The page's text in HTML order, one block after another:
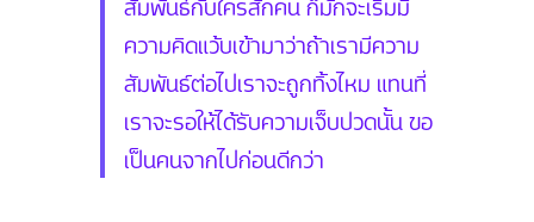
ความคิดแว้บเข้ามาว่าถ้าเรามีความ
สัมพันธ์ต่อไปเราจะถูกทิ้งไหม แทนที่
เราจะรอให้ได้รับความเจ็บปวดนั้น ขอ
เป็นคนจากไปก่อนดีกว่า